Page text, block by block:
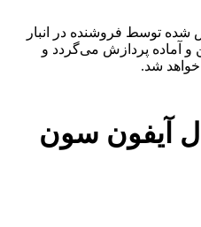
توسط فروشنده در انبار
و آماده پردازش می‌گردد و
خواهد شد.
آیفون سون